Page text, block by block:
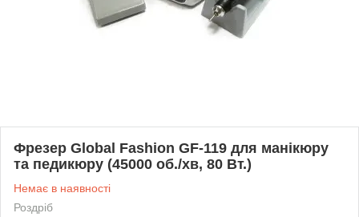
Фрезер Global Fashion GF-119 для манікюру
та педикюру (45000 об./хв, 80 Вт.)
Немає в наявності
Роздріб